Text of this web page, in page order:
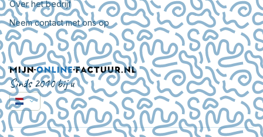
Over het bedrijf
Neem contact met ons op
Sinds 2010 bij u